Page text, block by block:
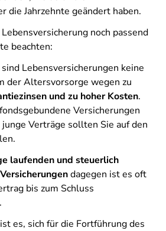
die Jahrzehnte geändert haben.
noch passend
beachten:
Lebensversicherungen keine
der Altersvorsorge wegen zu
und zu hoher Kosten.
Versicherungen
Verträge sollten Sie auf den
laufenden und steuerlich
dagegen ist es oft
bis zum Schluss
es, sich für die Fortführung des